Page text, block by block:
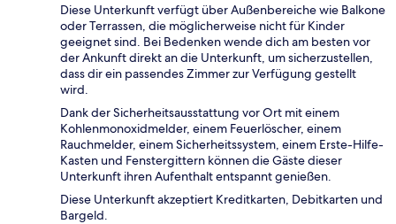
Diese Unterkunft verfügt über Außenbereiche wie Balkone
oder Terrassen, die möglicherweise nicht für Kinder
geeignet sind. Bei Bedenken wende dich am besten vor
der Ankunft direkt an die Unterkunft, um sicherzustellen,
dass dir ein passendes Zimmer zur Verfügung gestellt
wird.
Dank der Sicherheitsausstattung vor Ort mit einem
Kohlenmonoxidmelder, einem Feuerlöscher, einem
Rauchmelder, einem Sicherheitssystem, einem Erste-Hilfe-
Kasten und Fenstergittern können die Gäste dieser
Unterkunft ihren Aufenthalt entspannt genießen.
Diese Unterkunft akzeptiert Kreditkarten, Debitkarten und
Bargeld.